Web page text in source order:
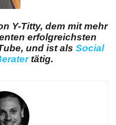
Y-Titty, dem mit mehr
erfolgreichsten
und ist als Social
tätig.